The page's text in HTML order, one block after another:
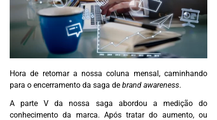
Hora de retomar a nossa coluna mensal, caminhando
para o encerramento da saga de brand awareness.
A parte V da nossa saga abordou a medição do
conhecimento da marca. Após tratar do aumento, ou